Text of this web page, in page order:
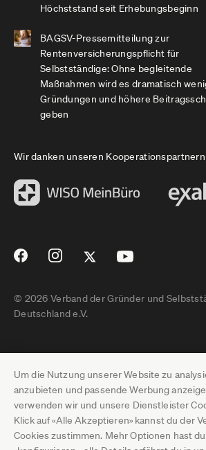
Um die Nutzung unserer Website zu
anzubieten und passende Werbung
verwenden wir und unsere Dienstleister
Klick auf «Alle Akzeptieren» kannst du der
Cookies zustimmen. Mehr Optionen hast
Höchststand seit Erhebungsbeginn
BAGSV-Pressemitteilung zur
Rentenversicherungspflicht für
Selbstständige: Ohne begleitende
Maßnahmen wird es dramatisch
Gründungen und höhere
geben
Wir danken unseren Kooperationspartnern
© 2026 Verband der Gründer und
Deutschland e.V.
Impressum
Datenschutz
Pressebereich